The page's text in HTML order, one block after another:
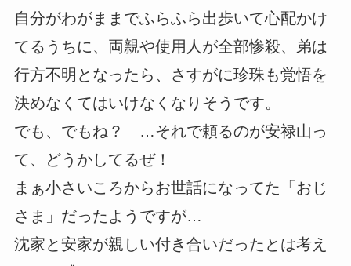
自分がわがままでふらふら出歩いて心配かけ
てるうちに、両親や使用人が全部惨殺、弟は
行方不明となったら、さすがに珍珠も覚悟を
決めなくてはいけなくなりそうです。
でも、でもね？ …それで頼るのが安禄山っ
て、どうかしてるぜ！
まぁ小さいころからお世話になってた「おじ
さま」だったようですが…
沈家と安家が親しい付き合いだったとは考え